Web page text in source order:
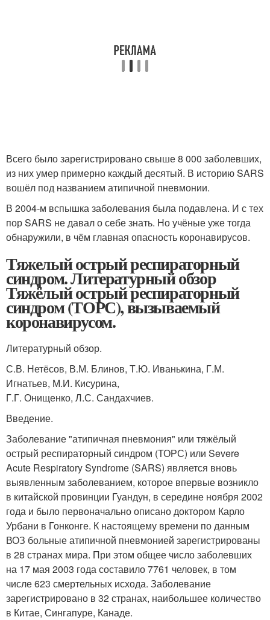
Всего было зарегистрировано свыше 8 000 заболевших,
из них умер примерно каждый десятый. В историю SARS
вошёл под названием атипичной пневмонии.
В 2004‑м вспышка заболевания была подавлена. И с тех
пор SARS не давал о себе знать. Но учёные уже тогда
обнаружили, в чём главная опасность коронавирусов.
Тяжелый острый респираторный
синдром. Литературный обзор
Тяжёлый острый респираторный
синдром (ТОРС), вызываемый
коронавирусом.
Литературный обзор.
С.В. Нетёсов, В.М. Блинов, Т.Ю. Иванькина, Г.М.
Игнатьев, М.И. Кисурина,
Г.Г. Онищенко, Л.С. Сандахчиев.
Введение.
Заболевание "атипичная пневмония" или тяжёлый
острый респираторный синдром (ТОРС) или Severe
Acute Respiratory Syndrome (SARS) является вновь
выявленным заболеванием, которое впервые возникло
в китайской провинции Гуандун, в середине ноября 2002
года и было первоначально описано доктором Карло
Урбани в Гонконге. К настоящему времени по данным
ВОЗ больные атипичной пневмонией зарегистрированы
в 28 странах мира. При этом общее число заболевших
на 17 мая 2003 года составило 7761 человек, в том
числе 623 смертельных исхода. Заболевание
зарегистрировано в 32 странах, наибольшее количество
в Китае, Сингапуре, Канаде.